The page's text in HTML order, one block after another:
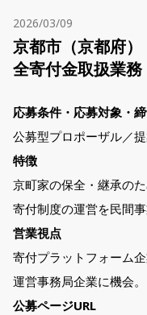
2026/03/09
京都市（京都府
全寄付金取扱業務
応募条件・応募対象・
公募型プロポーザル／
特徴
京町家の保全・継承の
寄付制度の運営を民間事
営業視点
寄付プラットフォーム
運営事務局企業に機会。
公募ページURL